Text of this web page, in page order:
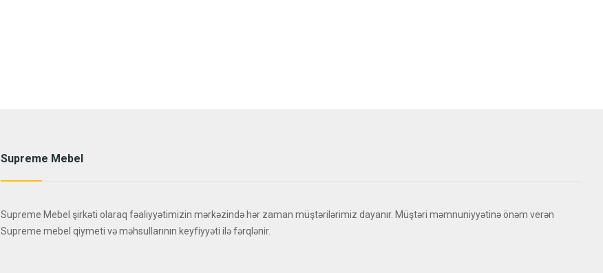
Supreme Mebel
Supreme Mebel şirkəti olaraq fəaliyyətimizin mərkəzində hər zaman müştərilərimiz dayanır. Müştəri məmnuniyyətinə önəm verən
Supreme mebel qiymeti və məhsullarının keyfiyyəti ilə fərqlənir.